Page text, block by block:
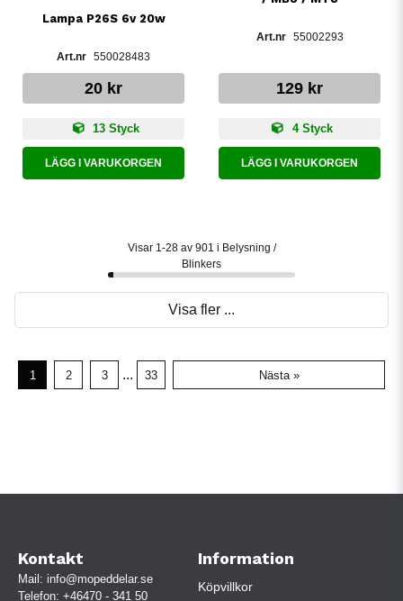
Lampa P26S 6v 20w
550028483
20 kr
13 Styck
LÄGG I VARUKORGEN
55002293
129 kr
4 Styck
LÄGG I VARUKORGEN
Visar 1-28 av 901 i Belysning /
Blinkers
Visa fler ...
1 2 3 ... 33 Nästa »
Kontakt
Mail: info@mopeddelar.se
Telefon: +46470 - 341 50
Information
Köpvillkor